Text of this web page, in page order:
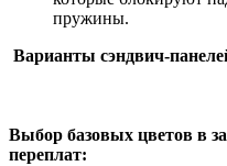
пружины.
Варианты сэндвич-
Выбор базовых цветов в
переплат: